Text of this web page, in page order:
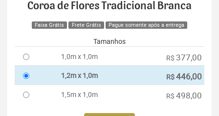
Coroa de Flores Tradicional Branca
Faixa Grátis Frete Grátis Pague somente após a entrega
Tamanhos
1,0m x 1,0m
R$ 377,00
1,2m x 1,0m R$446,00
1,5m x 1,0m R$ 498,00